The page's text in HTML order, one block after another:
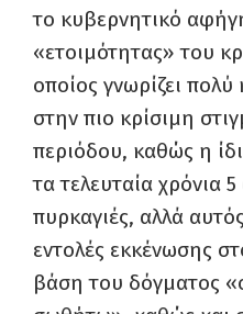
το κυβερνητικό
«ετοιμότητας» του
οποίος γνωρίζει
στην πιο κρίσιμη
περιόδου, καθώς η
τα τελευταία χρόνια
πυρκαγιές, αλλά
εντολές εκκένωσης
βάση του δόγματος